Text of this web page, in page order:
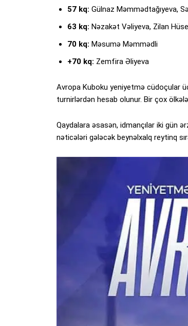
57 kq: Gülnaz Məmmədtağıyeva,
63 kq: Nəzakət Vəliyeva, Zilan
70 kq: Məsumə Məmmədli
+70 kq: Zemfira Əliyeva
Avropa Kuboku yeniyetmə cüdoçular
turnirlərdən hesab olunur. Bir çox
Qaydalara əsasən, idmançılar iki gün
nəticələri gələcək beynəlxalq reytinq